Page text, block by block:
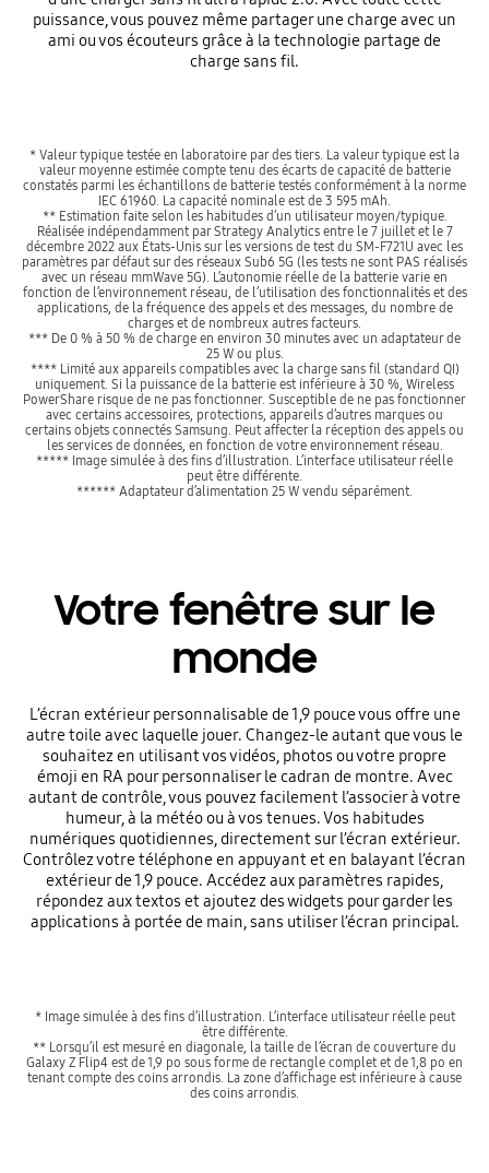
puissance, vous pouvez même partager une charge avec un
ami ou vos écouteurs grâce à la technologie partage de
charge sans fil.
* Valeur typique testée en laboratoire par des tiers. La valeur typique est la
valeur moyenne estimée compte tenu des écarts de capacité de batterie
constatés parmi les échantillons de batterie testés conformément à la norme
IEC 61960. La capacité nominale est de 3 595 mAh.
** Estimation faite selon les habitudes d’un utilisateur moyen/typique.
Réalisée indépendamment par Strategy Analytics entre le 7 juillet et le 7
décembre 2022 aux États-Unis sur les versions de test du SM-F721U avec les
paramètres par défaut sur des réseaux Sub6 5G (les tests ne sont PAS réalisés
avec un réseau mmWave 5G). L’autonomie réelle de la batterie varie en
fonction de l’environnement réseau, de l’utilisation des fonctionnalités et des
applications, de la fréquence des appels et des messages, du nombre de
charges et de nombreux autres facteurs.
*** De 0 % à 50 % de charge en environ 30 minutes avec un adaptateur de
25 W ou plus.
**** Limité aux appareils compatibles avec la charge sans fil (standard QI)
uniquement. Si la puissance de la batterie est inférieure à 30 %, Wireless
PowerShare risque de ne pas fonctionner. Susceptible de ne pas fonctionner
avec certains accessoires, protections, appareils d’autres marques ou
certains objets connectés Samsung. Peut affecter la réception des appels ou
les services de données, en fonction de votre environnement réseau.
***** Image simulée à des fins d’illustration. L’interface utilisateur réelle
peut être différente.
****** Adaptateur d’alimentation 25 W vendu séparément.
Votre fenêtre sur le
monde
L’écran extérieur personnalisable de 1,9 pouce vous offre une
autre toile avec laquelle jouer. Changez-le autant que vous le
souhaitez en utilisant vos vidéos, photos ou votre propre
émoji en RA pour personnaliser le cadran de montre. Avec
autant de contrôle, vous pouvez facilement l’associer à votre
humeur, à la météo ou à vos tenues. Vos habitudes
numériques quotidiennes, directement sur l’écran extérieur.
Contrôlez votre téléphone en appuyant et en balayant l’écran
extérieur de 1,9 pouce. Accédez aux paramètres rapides,
répondez aux textos et ajoutez des widgets pour garder les
applications à portée de main, sans utiliser l’écran principal.
* Image simulée à des fins d’illustration. L’interface utilisateur réelle peut
être différente.
** Lorsqu’il est mesuré en diagonale, la taille de l’écran de couverture du
Galaxy Z Flip4 est de 1,9 po sous forme de rectangle complet et de 1,8 po en
tenant compte des coins arrondis. La zone d’affichage est inférieure à cause
des coins arrondis.